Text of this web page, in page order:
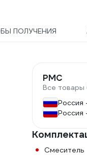
ПОЛУЧЕНИЯ
РМС
Все товары
Россия
Россия
Смеситель